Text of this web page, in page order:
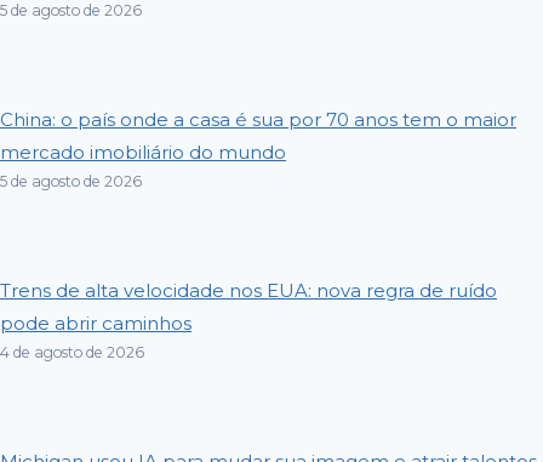
5 de agosto de 2026
China: o país onde a casa é sua por 70 anos tem o maior
mercado imobiliário do mundo
5 de agosto de 2026
Trens de alta velocidade nos EUA: nova regra de ruído
pode abrir caminhos
4 de agosto de 2026